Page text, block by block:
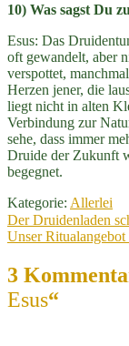
10) Was sagst Du
Esus: Das
oft gewandelt, aber
verspottet,
Herzen jener, die
liegt nicht in alten
Verbindung zur
sehe, dass immer
Druide der Zukunft
begegnet.
Kategorie: Allerlei
Vorheriger
Beitrag:
Der Druidenladen
Nächster
Unser
3
Esus“